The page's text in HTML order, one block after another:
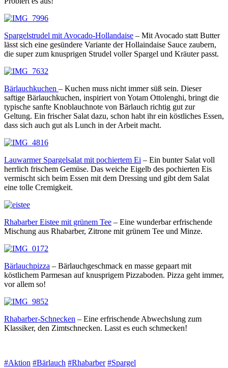
Spargelstrudel mit Avocado-Hollandaise – Mit Avocado statt Butter
lässt sich eine gesündere Variante der Hollaindaise Sauce zaubern,
die super zum knusprigen Strudel voller Spargel und Kräuter passt.
Bärlauchkuchen – Kuchen muss nicht immer süß sein. Dieser
saftige Bärlauchkuchen, inspiriert von Yotam Ottolenghi, bringt die
typische sanfte Knoblauchnote von Bärlauch richtig gut zur
Geltung. Ein frischer Salat dazu, schon habt ihr ein köstliches Essen,
dass sich auch gut als Lunch in der Arbeit macht.
Lauwarmer Spargelsalat mit pochiertem Ei – Ein bunter Salat voll
herrlich frischem Gemüse. Das weiche Eigelb des pochierten Eis
vermischt sich beim Essen mit dem Dressing und gibt dem Salat
eine tolle Cremigkeit.
Rhabarber Eistee mit grünem Tee – Eine wunderbar erfrischende
Mischung aus Rhabarber, Zitrone mit grünem Tee und Minze.
Bärlauchpizza – Bärlauchgeschmack en masse gepaart mit
köstlichem Parmesan auf knusprigem Pizzaboden. Pizza geht immer,
vor allem so!
Rhabarber-Schnecken – Eine erfrischende Abwechslung zum
Klassiker, den Zimtschnecken. Lasst es euch schmecken!
#Aktion #Bärlauch #Rhabarber #Spargel